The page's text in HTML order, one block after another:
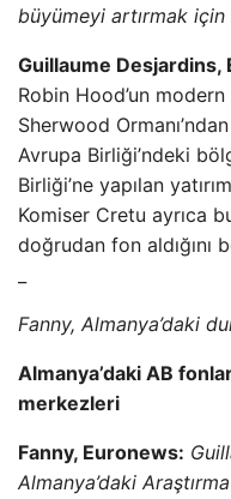
büyümeyi artırmak
Guillaume Desjardins,
Robin Hood’un
Sherwood
Avrupa Birliği’ndeki
Birliği’ne yapılan
Komiser Cretu ayrıca
doğrudan fon aldığını
Fanny, Almanya’daki
Almanya’daki AB
merkezleri
Fanny, Euronews:
Almanya’daki